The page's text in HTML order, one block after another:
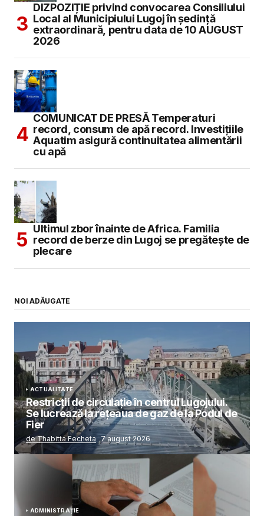
DIZPOZIȚIE privind convocarea Consiliului
Local al Municipiului Lugoj în şedinţă
extraordinară, pentru data de 10 AUGUST
2026
COMUNICAT DE PRESĂ Temperaturi
record, consum de apă record. Investițiile
Aquatim asigură continuitatea alimentării
cu apă
Ultimul zbor înainte de Africa. Familia
record de berze din Lugoj se pregătește de
plecare
NOI ADĂUGATE
ACTUALITATE
Restricții de circulație în centrul Lugojului.
Se lucrează la rețeaua de gaz de la Podul de
Fier
de Thabitta Fecheta 7 august 2026
ADMINISTRAȚIE